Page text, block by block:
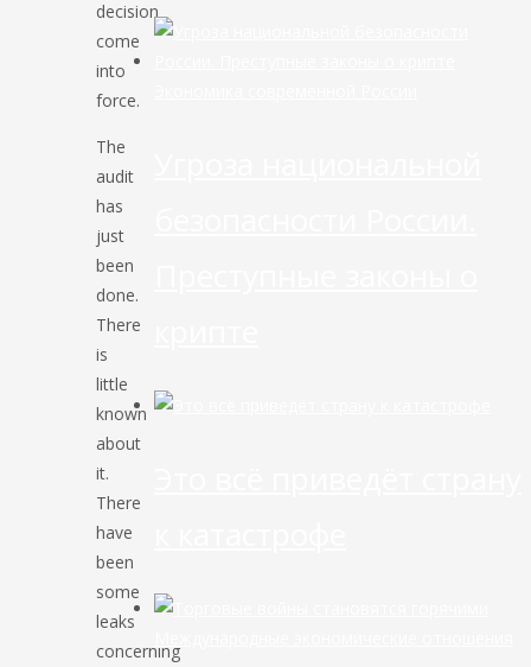
decision
come
into
force.
The
audit
has
just
been
done.
There
is
little
known
about
it.
There
have
been
some
leaks
concerning